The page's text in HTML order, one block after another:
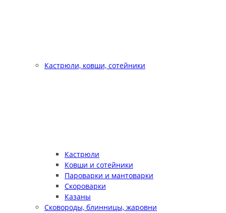
Кастрюли, ковши, сотейники
Кастрюли
Ковши и сотейники
Пароварки и мантоварки
Скороварки
Казаны
Сковороды, блинницы, жаровни